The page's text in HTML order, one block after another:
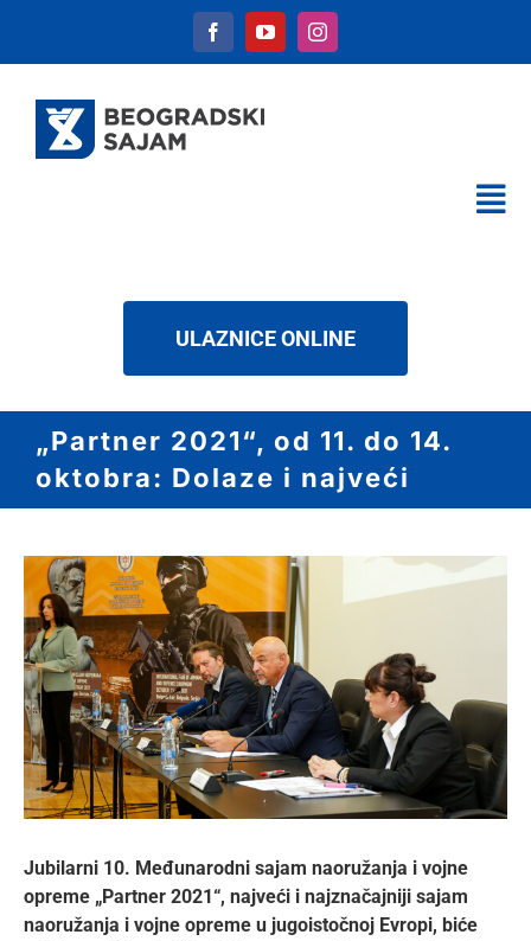
content
USLUGE
DOWNLOAD
ULAZNICE ONLINE
„Partner 2021“, od 11. do 14.
oktobra: Dolaze i najveći
View
Larger
Image
Jubilarni 10. Međunarodni sajam naoružanja i vojne
opreme „Partner 2021“, najveći i najznačajniji sajam
naoružanja i vojne opreme u jugoistočnoj Evropi, biće